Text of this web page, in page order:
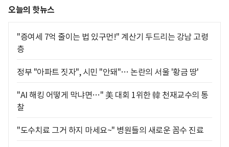
오늘의 핫뉴스
"증여세 7억 줄이는 법 있구먼!" 계산기 두드리는 강남 고령
층
정부 "아파트 짓자", 시민 "안돼"… 논란의 서울 '황금 땅'
"AI 해킹 어떻게 막냐면…" 美 대회 1위한 韓 천재교수의 통
찰
"도수치료 그거 하지 마세요~" 병원들의 새로운 꼼수 진료